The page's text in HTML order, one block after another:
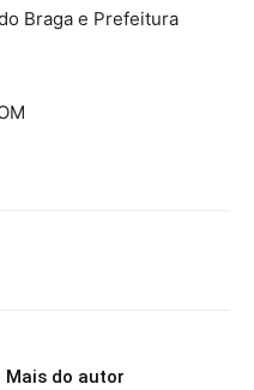
Braga e Prefeitura
Mais do autor